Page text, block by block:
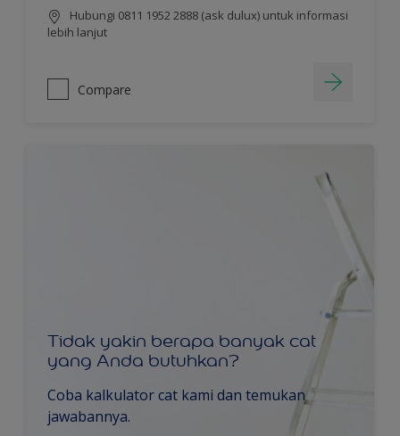
Hubungi 0811 1952 2888 (ask dulux) untuk informasi
lebih lanjut
Compare
Tidak yakin berapa banyak cat
yang Anda butuhkan?
Coba kalkulator cat kami dan temukan
jawabannya.